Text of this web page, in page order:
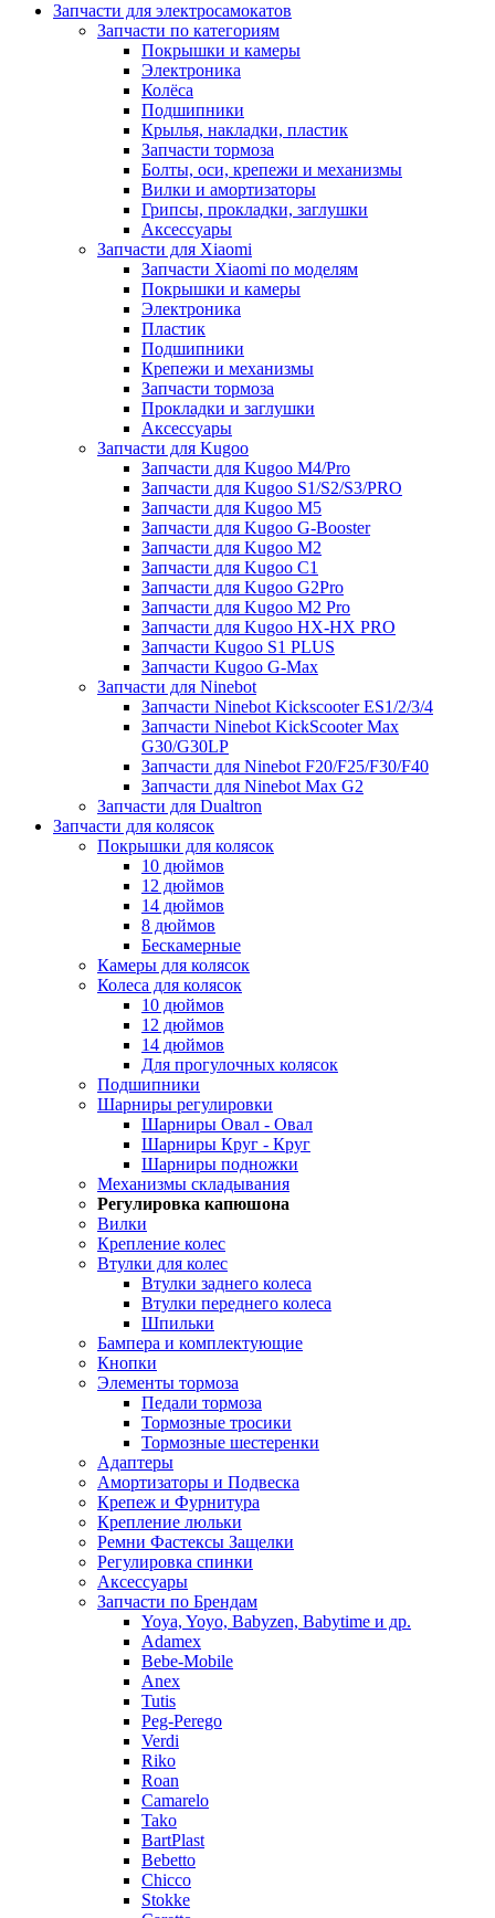
Запчасти для электросамокатов
Запчасти по категориям
Покрышки и камеры
Электроника
Колёса
Подшипники
Крылья, накладки, пластик
Запчасти тормоза
Болты, оси, крепежи и механизмы
Вилки и амортизаторы
Грипсы, прокладки, заглушки
Аксессуары
Запчасти для Xiaomi
Запчасти Xiaomi по моделям
Покрышки и камеры
Электроника
Пластик
Подшипники
Крепежи и механизмы
Запчасти тормоза
Прокладки и заглушки
Аксессуары
Запчасти для Kugoo
Запчасти для Kugoo M4/Pro
Запчасти для Kugoo S1/S2/S3/PRO
Запчасти для Kugoo M5
Запчасти для Kugoo G-Booster
Запчасти для Kugoo M2
Запчасти для Kugoo C1
Запчасти для Kugoo G2Pro
Запчасти для Kugoo M2 Pro
Запчасти для Kugoo HX-HX PRO
Запчасти Kugoo S1 PLUS
Запчасти Kugoo G-Max
Запчасти для Ninebot
Запчасти Ninebot Kickscooter ES1/2/3/4
Запчасти Ninebot KickScooter Max
G30/G30LP
Запчасти для Ninebot F20/F25/F30/F40
Запчасти для Ninebot Max G2
Запчасти для Dualtron
Запчасти для колясок
Покрышки для колясок
10 дюймов
12 дюймов
14 дюймов
8 дюймов
Бескамерные
Камеры для колясок
Колеса для колясок
10 дюймов
12 дюймов
14 дюймов
Для прогулочных колясок
Подшипники
Шарниры регулировки
Шарниры Овал - Овал
Шарниры Круг - Круг
Шарниры подножки
Механизмы складывания
Регулировка капюшона
Вилки
Крепление колес
Втулки для колес
Втулки заднего колеса
Втулки переднего колеса
Шпильки
Бампера и комплектующие
Кнопки
Элементы тормоза
Педали тормоза
Тормозные тросики
Тормозные шестеренки
Адаптеры
Амортизаторы и Подвеска
Крепеж и Фурнитура
Крепление люльки
Ремни Фастексы Защелки
Регулировка спинки
Аксессуары
Запчасти по Брендам
Yoya, Yoyo, Babyzen, Babytime и др.
Adamex
Bebe-Mobile
Anex
Tutis
Peg-Perego
Verdi
Riko
Roan
Camarelo
Tako
BartPlast
Bebetto
Chicco
Stokke